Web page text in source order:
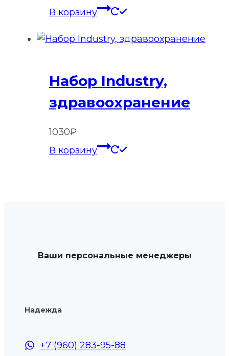
В корзину
Набор Industry,
здравоохранение
1030₽
В корзину
Ваши персональные менеджеры
Надежда
+7 (960) 283-95-88